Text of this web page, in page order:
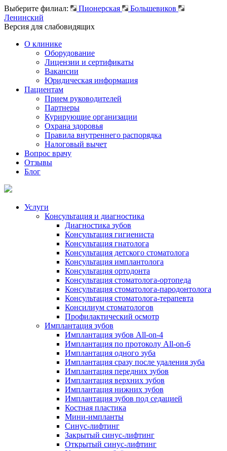
Выберите филиал: Пионерская
Большевиков
Ленинский
Версия для слабовидящих
О клинике
Оборудование
Лицензии и сертификаты
Вакансии
Юридическая информация
Пациентам
Прием руководителей
Партнеры
Курирующие организации
Охрана здоровья
Правила внутреннего распорядка
Налоговый вычет
Вопрос врачу
Отзывы
Блог
Услуги
Консультация и диагностика
Диагностика зубов
Консультация гигиениста
Консультация гнатолога
Консультация детского стоматолога
Консультация имплантолога
Консультация ортодонта
Консультация стоматолога-ортопеда
Консультация стоматолога-пародонтолога
Консультация стоматолога-терапевта
Консилиум стоматологов
Профилактический осмотр
Имплантация зубов
Имплантация зубов All-on-4
Имплантация по протоколу All-on-6
Имплантация одного зуба
Имплантация сразу после удаления зуба
Имплантация передних зубов
Имплантация верхних зубов
Имплантация нижних зубов
Имплантация зубов под седацией
Костная пластика
Мини-импланты
Синус-лифтинг
Закрытый синус-лифтинг
Открытый синус-лифтинг